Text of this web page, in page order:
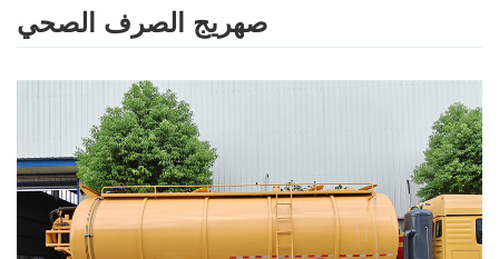
صهريج الصرف الصحي